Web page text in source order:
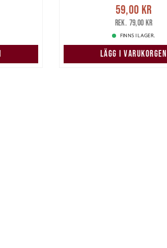
Nuvarande pris
Tidigare pris
59,00 kr
79,00 kr
FINNS I LAGER.
LÄGG I VARUKORGEN